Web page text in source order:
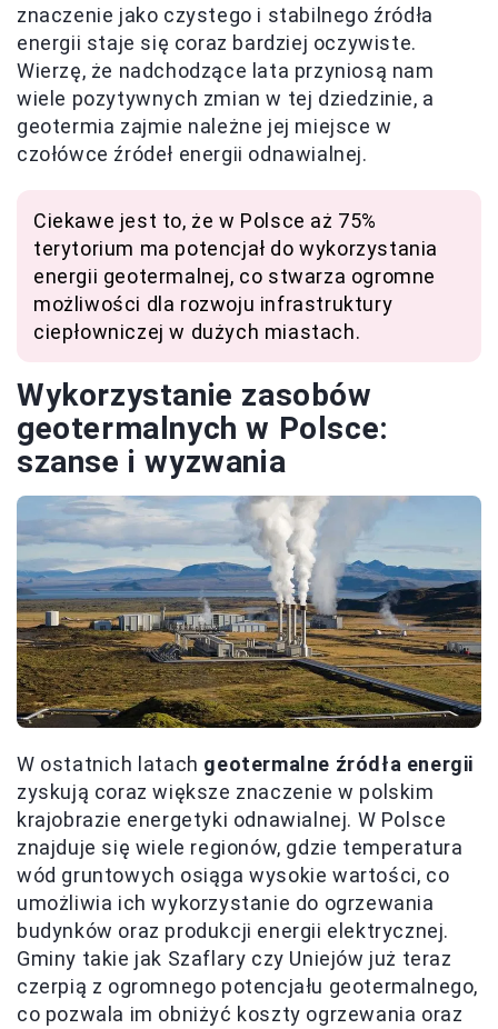
znaczenie jako czystego i stabilnego źródła
energii staje się coraz bardziej oczywiste.
Wierzę, że nadchodzące lata przyniosą nam
wiele pozytywnych zmian w tej dziedzinie, a
geotermia zajmie należne jej miejsce w
czołówce źródeł energii odnawialnej.
Ciekawe jest to, że w Polsce aż 75%
terytorium ma potencjał do wykorzystania
energii geotermalnej, co stwarza ogromne
możliwości dla rozwoju infrastruktury
ciepłowniczej w dużych miastach.
Wykorzystanie zasobów
geotermalnych w Polsce:
szanse i wyzwania
W ostatnich latach geotermalne źródła energii
zyskują coraz większe znaczenie w polskim
krajobrazie energetyki odnawialnej. W Polsce
znajduje się wiele regionów, gdzie temperatura
wód gruntowych osiąga wysokie wartości, co
umożliwia ich wykorzystanie do ogrzewania
budynków oraz produkcji energii elektrycznej.
Gminy takie jak Szaflary czy Uniejów już teraz
czerpią z ogromnego potencjału geotermalnego,
co pozwala im obniżyć koszty ogrzewania oraz